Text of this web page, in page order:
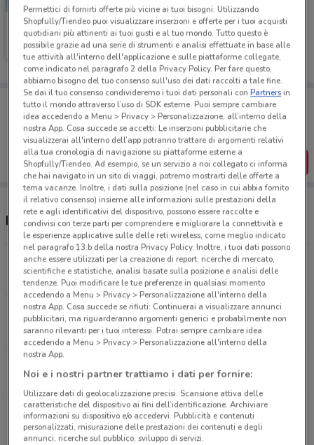
Medi-Market
Scade il 31/08 6.4 km
Porta DoveConviene sempre con te!
Puoi trovare le migliori offerte dei negozi vicino a te,
salvarle e creare la tua lista del risparmio, comodamente
dal tuo cellulare.
SCARICA L’APP
Negozi Medi-Market a San Lazzaro di Savena
Via Ugo Bassi, 11 Bologna
6.3 km
CHIUSO
Via dell'Indipendenza, 60/G Bologna
6.4 km
Viale Tito Carnacini 57 Bologna
6.5 km
CHIUSO
Via Marilyn Monroe, 2 Bologna
13 km
CHIUSO
Permettici di fornirti offerte più vicine ai tuoi bisogni: Utilizzando
Shopfully/Tiendeo puoi visualizzare inserzioni e offerte per i tuoi acquisti
quotidiani più attinenti ai tuoi gusti e al tuo mondo. Tutto questo è
possibile grazie ad una serie di strumenti e analisi effettuate in base alle
tue attività all'interno dell'applicazione e sulle piattaforme collegate,
come indicato nel paragrafo 2 della Privacy Policy. Per fare questo,
abbiamo bisogno del tuo consenso sull'uso dei dati raccolti a tale fine.
Se dai il tuo consenso condivideremo i tuoi dati personali conPartnersin
tutto il mondo attraverso l’uso di SDK esterne. Puoi sempre cambiare
idea accedendo a Menu > Privacy > Personalizzazione, all’interno della
nostra App. Cosa succede se accetti: Le inserzioni pubblicitarie che
visualizzerai all'interno dell’app potranno trattare di argomenti relativi
alla tua cronologia di navigazione su piattaforme esterne a
Shopfully/Tiendeo. Ad esempio, se un servizio a noi collegato ci informa
che hai navigato in un sito di viaggi, potremo mostrarti delle offerte a
tema vacanze. Inoltre, i dati sulla posizione (nel caso in cui abbia fornito
il relativo consenso) insieme alle informazioni sulle prestazioni della
rete e agli identificativi del dispositivo, possono essere raccolte e
condivisi con terze parti per comprendere e migliorare la connettività e
le esperienze applicative sulle delle reti wireless, come meglio indicato
nel paragrafo 13.b della nostra Privacy Policy. Inoltre, i tuoi dati possono
anche essere utilizzati per la creazione di report, ricerche di mercato,
scientifiche e statistiche, analisi basate sulla posizione e analisi delle
tendenze. Puoi modificare le tue preferenze in qualsiasi momento
accedendo a Menu > Privacy > Personalizzazione all'interno della
nostra App. Cosa succede se rifiuti: Continuerai a visualizzare annunci
pubblicitari, ma riguarderanno argomenti generici e probabilmente non
saranno rilevanti per i tuoi interessi. Potrai sempre cambiare idea
accedendo a Menu > Privacy > Personalizzazione all'interno della
nostra App.
Noi e i nostri partner trattiamo i dati per fornire:
Utilizzare dati di geolocalizzazione precisi. Scansione attiva delle
caratteristiche del dispositivo ai fini dell’identificazione. Archiviare
informazioni su dispositivo e/o accedervi. Pubblicità e contenuti
personalizzati, misurazione delle prestazioni dei contenuti e degli
annunci, ricerche sul pubblico, sviluppo di servizi.